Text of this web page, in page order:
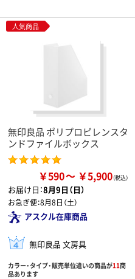
人気商品
無印良品 ポリプロピレンスタ
ンドファイルボックス
￥590 ￥5,900
お届け日：8月9日（日）
お急ぎ便：8月8日（土）
アスクル在庫商品
無印良品 文房具
カラー・タイプ・販売単位違いの商品が11商
品あります